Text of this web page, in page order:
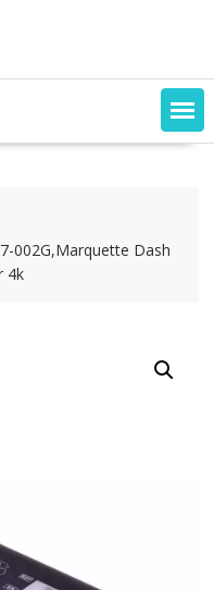
002G,Marquette Dash
4k